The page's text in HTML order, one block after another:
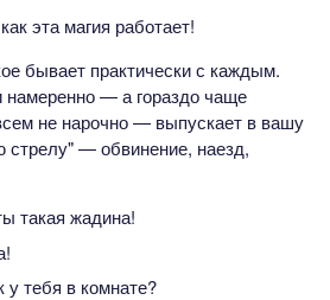
эта магия работает!
бывает практически с каждым.
намеренно — а гораздо чаще
не нарочно — выпускает в вашу
стрелу" — обвинение, наезд,
такая жадина!
у тебя в комнате?